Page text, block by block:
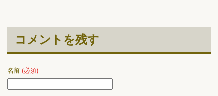
コメントを残す
名前 (必須)